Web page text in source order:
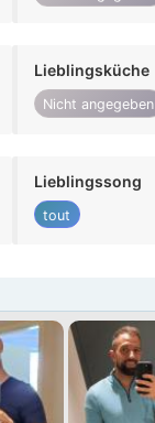
Lieblingsküche
Nicht angegeben
Lieblingssong
tout